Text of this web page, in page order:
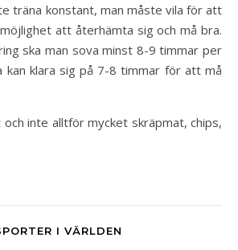
träna konstant, man måste vila för att
att återhämta sig och må bra.
ska man sova minst 8-9 timmar per
kan klara sig på 7-8 timmar för att må
inte alltför mycket skräpmat, chips,
I VÄRLDEN